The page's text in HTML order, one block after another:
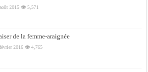
2015 5,571
de la femme-araignée
2016 4,765